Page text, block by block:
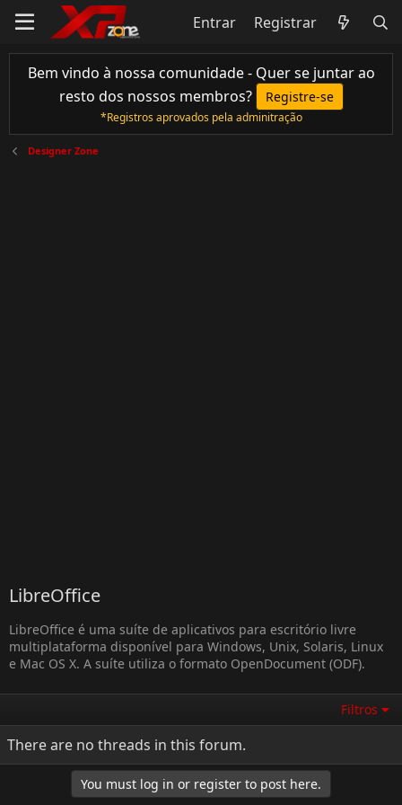
Entrar Registrar
Bem vindo à nossa comunidade - Quer se juntar ao
resto dos nossos membros?
Registre-se
*Registros aprovados pela adminitração
Designer Zone
LibreOffice
LibreOffice é uma suíte de aplicativos para escritório livre
multiplataforma disponível para Windows, Unix, Solaris, Linux
e Mac OS X. A suíte utiliza o formato OpenDocument (ODF).
Filtros
There are no threads in this forum.
You must log in or register to post here.